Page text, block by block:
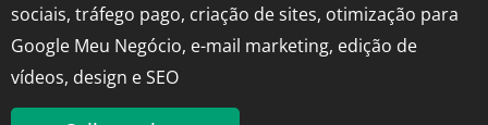
sociais, tráfego pago, criação de sites, otimização para
Google Meu Negócio, e-mail marketing, edição de
vídeos, design e SEO